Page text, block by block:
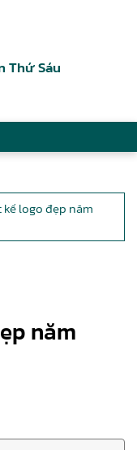
Thứ Sáu
logo đẹp năm
năm